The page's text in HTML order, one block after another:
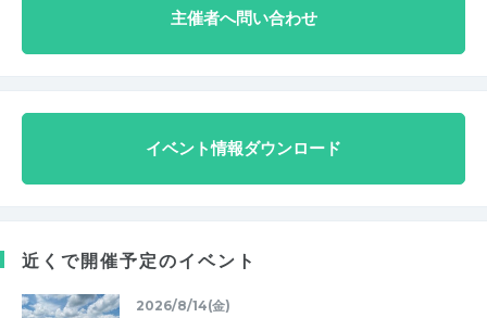
主催者へ問い合わせ
イベント情報ダウンロード
近くで開催予定のイベント
2026/8/14(金)